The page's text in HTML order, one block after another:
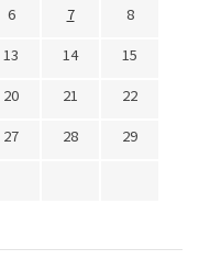
6 7
8
13 14
15
20 21
22
27 28
29